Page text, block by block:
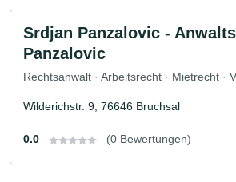
Srdjan Panzalovic -
Panzalovic
Rechtsanwalt · Arbeitsrecht · Mietrecht ·
Wilderichstr. 9, 76646 Bruchsal
0.0 (0 Bewertungen)